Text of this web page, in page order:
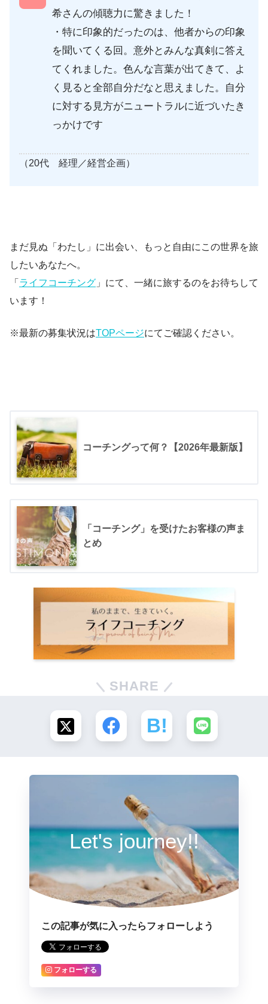
希さんの傾聴力に驚きました！
・特に印象的だったのは、他者からの印象
を聞いてくる回。意外とみんな真剣に答え
てくれました。色んな言葉が出てきて、よ
く見ると全部自分だなと思えました。自分
に対する見方がニュートラルに近づいたき
っかけです
（20代 経理／経営企画）
まだ見ぬ「わたし」に出会い、もっと自由にこの世界を旅
したいあなたへ。
「 ライフコーチング 」にて、一緒に旅するのをお待ちして
います！
※最新の募集状況はTOPページにてご確認ください。
コーチングって何？【2026年最新版】
「コーチング」を受けたお客様の声ま
とめ
SHARE
Let's journey!!
この記事が気に入ったらフォローしよう
フォローする